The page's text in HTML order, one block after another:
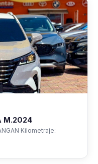
M.2024
Kilometraje: